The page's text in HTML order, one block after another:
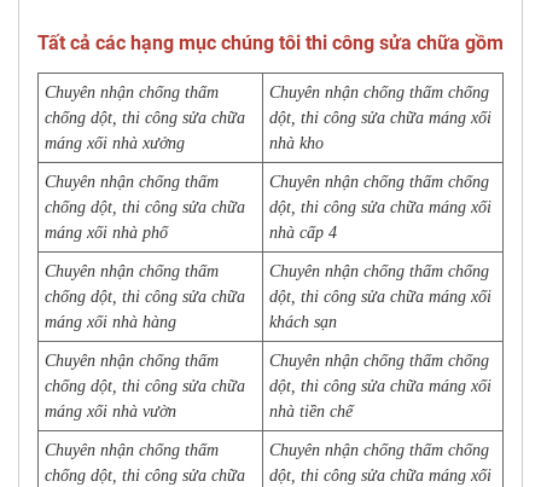
Tất cả các hạng mục chúng tôi thi công sửa chữa gồm
Chuyên nhận chống thấm
chống dột, thi công sửa chữa
máng xối nhà xưởng
Chuyên nhận chống thấm chống
dột, thi công sửa chữa máng xối
nhà kho
Chuyên nhận chống thấm
chống dột, thi công sửa chữa
máng xối nhà phố
Chuyên nhận chống thấm chống
dột, thi công sửa chữa máng xối
nhà cấp 4
Chuyên nhận chống thấm
chống dột, thi công sửa chữa
máng xối nhà hàng
Chuyên nhận chống thấm chống
dột, thi công sửa chữa máng xối
khách sạn
Chuyên nhận chống thấm
chống dột, thi công sửa chữa
máng xối nhà vườn
Chuyên nhận chống thấm chống
dột, thi công sửa chữa máng xối
nhà tiền chế
Chuyên nhận chống thấm
chống dột, thi công sửa chữa
Chuyên nhận chống thấm chống
dột, thi công sửa chữa máng xối